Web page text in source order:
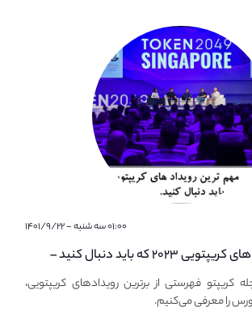
۰۱:۰۰ سه شنبه - ۱۴۰۱/۹/۲۲
مهم ترین رویداد های کریپتویی ۲۰۲۳ که باید دنبال کنید –
های جهانی
کریپتو فهرستی از برترین رویدادهای کریپتویی،